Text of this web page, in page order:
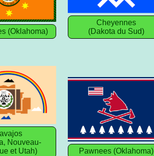
(Oklahoma)
Cheyennes
(Dakota du Sud)
Nouveau-
et Utah)
Pawnees (Oklahoma)